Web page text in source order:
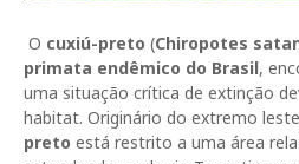
O cuxiú-preto (Chiropotes
primata endêmico do Brasil,
uma situação crítica de extinção
habitat. Originário do extremo
preto está restrito a uma área